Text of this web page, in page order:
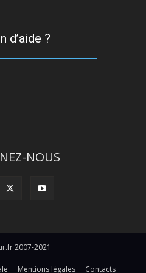
d’aide ?
NOUS
2007-2021
Mentions légales Contacts